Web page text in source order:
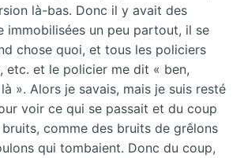
là-bas. Donc il y avait des
immobilisées un peu partout, il se
chose quoi, et tous les policiers
etc. et le policier me dit « ben,
». Alors je savais, mais je suis resté
voir ce qui se passait et du coup
bruits, comme des bruits de grêlons
qui tombaient. Donc du coup,